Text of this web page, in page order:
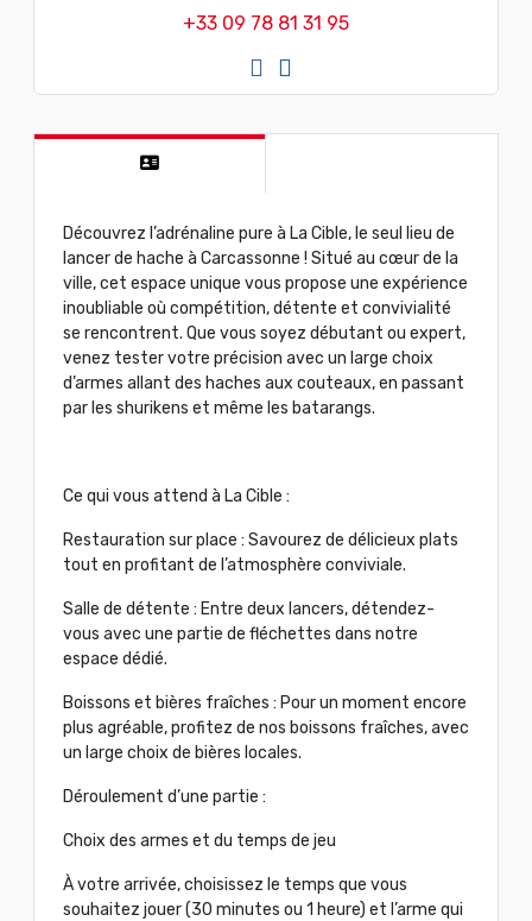
+33 09 78 81 31 95
Découvrez l’adrénaline pure à La Cible, le seul lieu de
lancer de hache à Carcassonne ! Situé au cœur de la
ville, cet espace unique vous propose une expérience
inoubliable où compétition, détente et convivialité
se rencontrent. Que vous soyez débutant ou expert,
venez tester votre précision avec un large choix
d’armes allant des haches aux couteaux, en passant
par les shurikens et même les batarangs.
Ce qui vous attend à La Cible :
Restauration sur place : Savourez de délicieux plats
tout en profitant de l’atmosphère conviviale.
Salle de détente : Entre deux lancers, détendez-
vous avec une partie de fléchettes dans notre
espace dédié.
Boissons et bières fraîches : Pour un moment encore
plus agréable, profitez de nos boissons fraîches, avec
un large choix de bières locales.
Déroulement d’une partie :
Choix des armes et du temps de jeu
À votre arrivée, choisissez le temps que vous
souhaitez jouer (30 minutes ou 1 heure) et l’arme qui